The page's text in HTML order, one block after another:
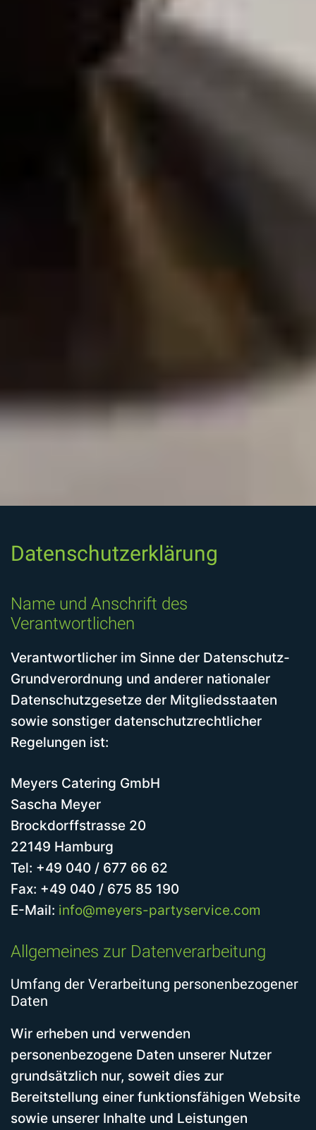
Datenschutzerklärung
Name und Anschrift des
Verantwortlichen
Verantwortlicher im Sinne der Datenschutz-
Grundverordnung und anderer nationaler
Datenschutzgesetze der Mitgliedsstaaten
sowie sonstiger datenschutzrechtlicher
Regelungen ist:
Meyers Catering GmbH
Sascha Meyer
Brockdorffstrasse 20
22149 Hamburg
Tel: +49 040 / 677 66 62
Fax: +49 040 / 675 85 190
E-Mail: info@meyers-partyservice.com
Allgemeines zur Datenverarbeitung
Umfang der Verarbeitung personenbezogener
Daten
Wir erheben und verwenden
personenbezogene Daten unserer Nutzer
grundsätzlich nur, soweit dies zur
Bereitstellung einer funktionsfähigen Website
sowie unserer Inhalte und Leistungen